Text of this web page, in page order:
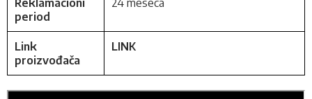
period
Link
proizvođača
LINK